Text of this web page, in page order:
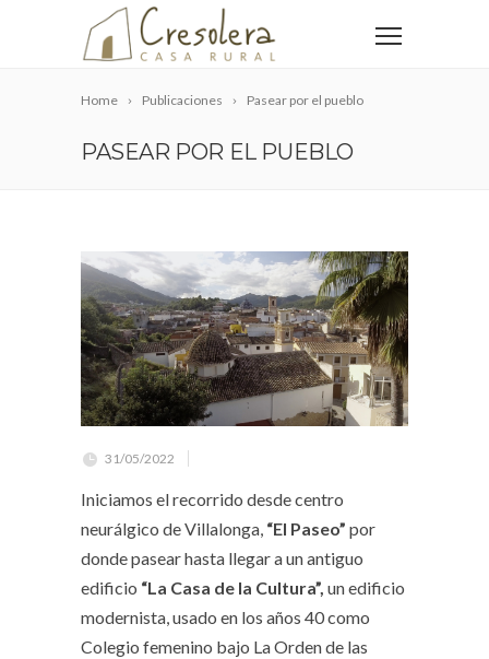
Home Publicaciones Pasear por el pueblo
PASEAR POR EL PUEBLO
31/05/2022
Iniciamos el recorrido desde centro
neurálgico de Villalonga, “El Paseo” por
donde pasear hasta llegar a un antiguo
edificio “La Casa de la Cultura”, un edificio
modernista, usado en los años 40 como
Colegio femenino bajo La Orden de las